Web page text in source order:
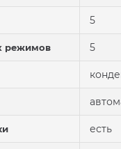
5
режимов 5
есть